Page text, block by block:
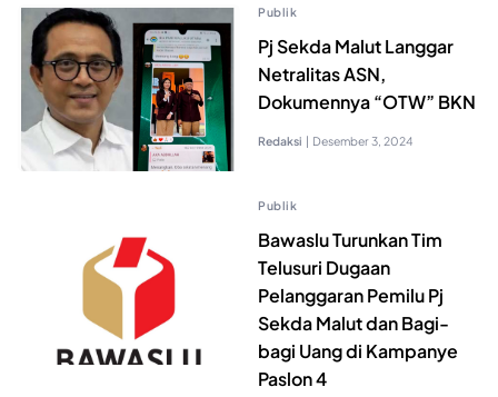
Publik
Pj Sekda Malut Langgar
Netralitas ASN,
Dokumennya “OTW” BKN
Redaksi | Desember 3, 2024
Publik
Bawaslu Turunkan Tim
Telusuri Dugaan
Pelanggaran Pemilu Pj
Sekda Malut dan Bagi-
bagi Uang di Kampanye
Paslon 4